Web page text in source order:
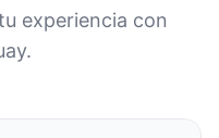
experiencia con